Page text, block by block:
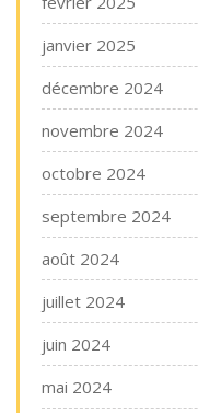
janvier 2025
décembre 2024
novembre 2024
octobre 2024
septembre 2024
août 2024
juillet 2024
juin 2024
mai 2024